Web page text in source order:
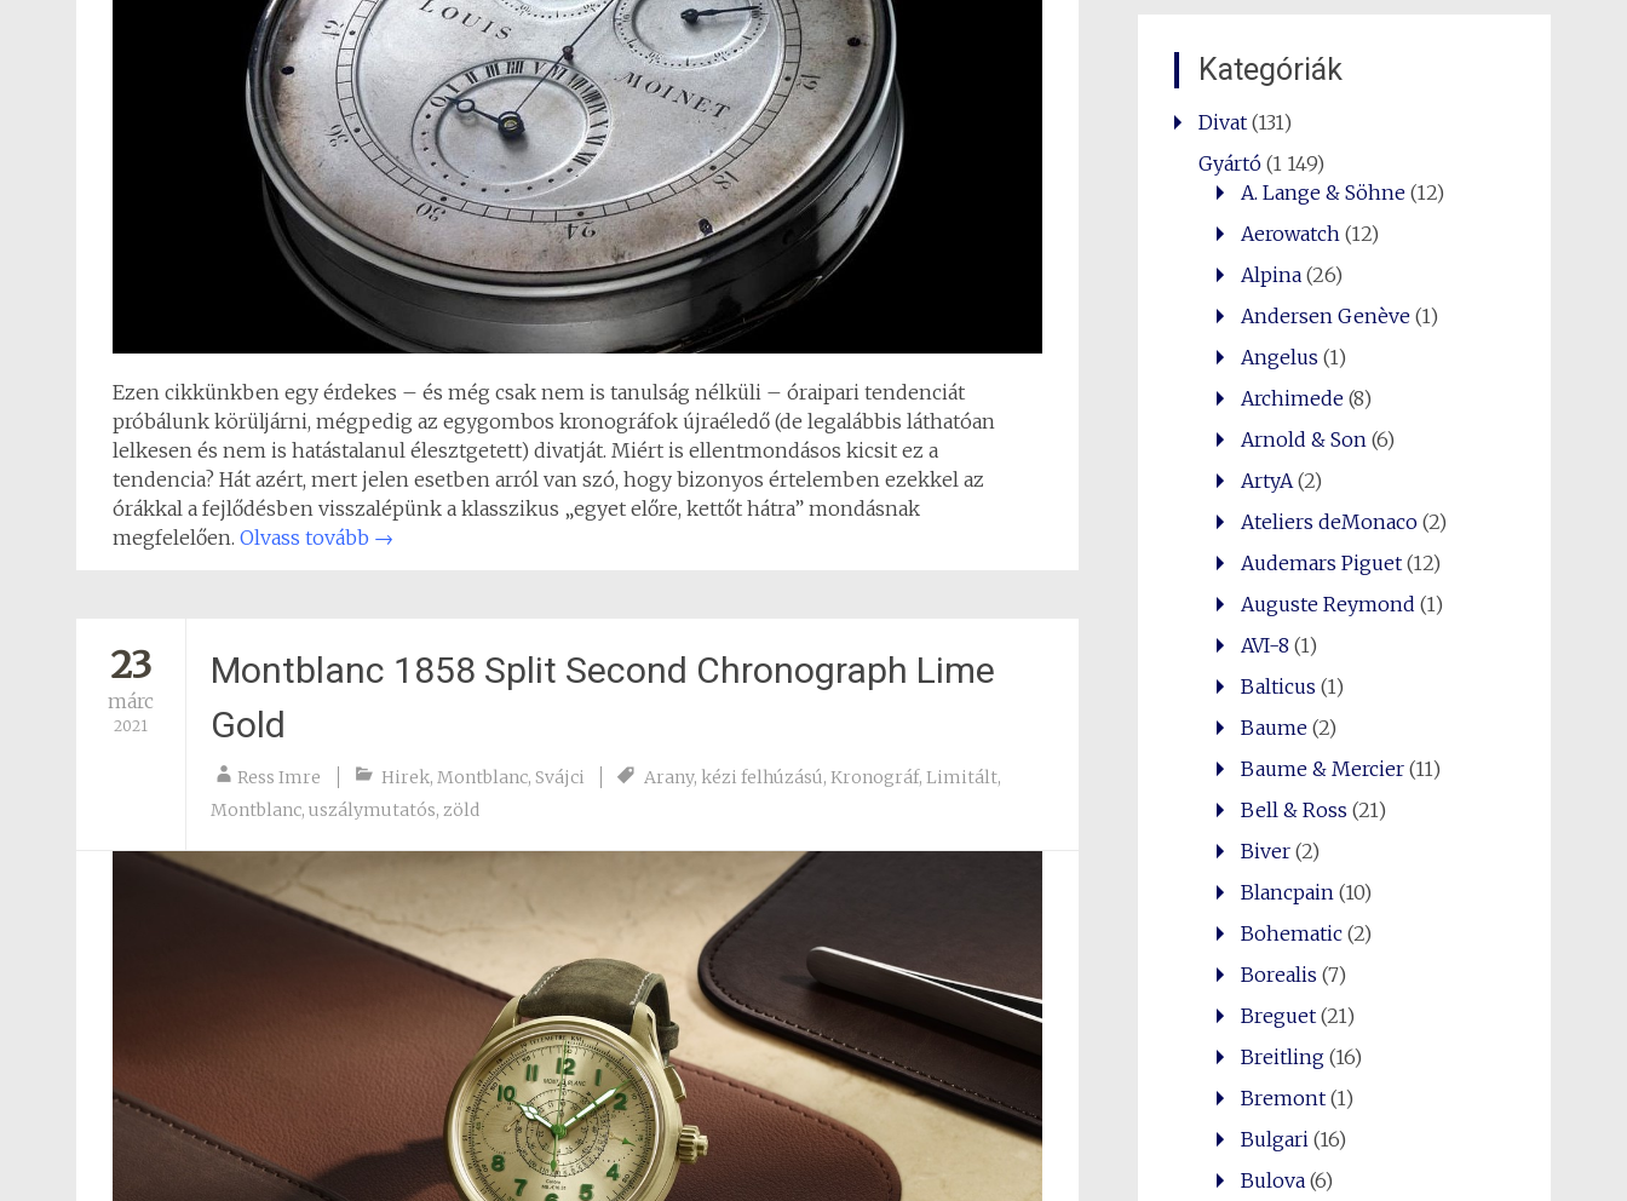
Ezen cikkünkben egy érdekes – és még csak nem is tanulság nélküli – óraipari tendenciát
próbálunk körüljárni, mégpedig az egygombos kronográfok újraéledő (de legalábbis láthatóan
lelkesen és nem is hatástalanul élesztgetett) divatját. Miért is ellentmondásos kicsit ez a
tendencia? Hát azért, mert jelen esetben arról van szó, hogy bizonyos értelemben ezekkel az
órákkal a fejlődésben visszalépünk a klasszikus „egyet előre, kettőt hátra” mondásnak
megfelelően. Olvass tovább →
23
márc
2021
Montblanc 1858 Split Second Chronograph Lime
Gold
Ress Imre Hirek, Montblanc, Svájci Arany, kézi felhúzású, Kronográf, Limitált,
Montblanc, uszálymutatós, zöld
Kategóriák
Divat(131)
Gyártó(1 149)
A. Lange & Söhne(12)
Aerowatch (12)
Alpina(26)
Andersen Genève(1)
Angelus (1)
Archimede(8)
Arnold & Son (6)
ArtyA (2)
Ateliers deMonaco(2)
Audemars Piguet(12)
Auguste Reymond (1)
AVI-8 (1)
Balticus (1)
Baume(2)
Baume & Mercier(11)
Bell & Ross (21)
Biver(2)
Blancpain (10)
Bohematic(2)
Borealis (7)
Breguet(21)
Breitling(16)
Bremont(1)
Bulgari (16)
Bulova(6)